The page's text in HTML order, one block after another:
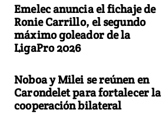
Emelec anuncia el fichaje de
Ronie Carrillo, el segundo
máximo goleador de la
LigaPro 2026
Noboa y Milei se reúnen en
Carondelet para fortalecer la
cooperación bilateral